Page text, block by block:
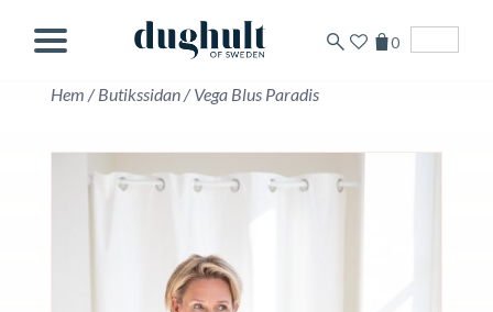
0
Hem /Butikssidan/Vega Blus Paradis